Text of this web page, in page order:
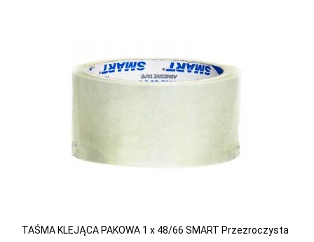
TAŚMA KLEJĄCA PAKOWA 1 x 48/66 SMART Przezroczysta